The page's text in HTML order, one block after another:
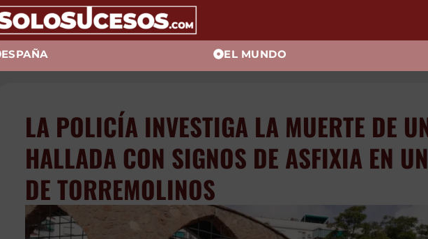
ESPAÑA EL MUNDO
LA POLICÍA INVESTIGA LA
UNA MUJER HALLADA CON
ASFIXIA EN UNA CALLE DE
TORREMOLINOS